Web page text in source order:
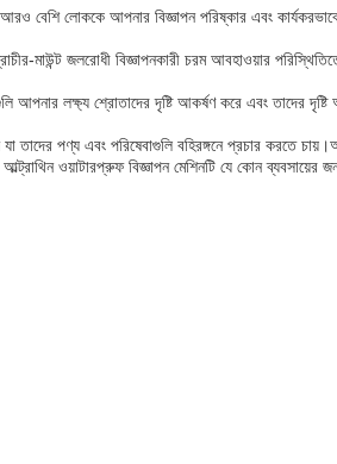
আরও বেশি লোককে আপনার বিজ্ঞাপন পরিষ্কার এবং
মাউন্ট জলরোধী বিজ্ঞাপনকারী চরম আবহাওয়ার
আপনার লক্ষ্য শ্রোতাদের দৃষ্টি আকর্ষণ করে এবং তাদের
তাদের পণ্য এবং পরিষেবাগুলি বহিরঙ্গনে প্রচার করতে
ওয়াটারপ্রুফ বিজ্ঞাপন মেশিনটি যে কোন ব্যবসায়ের